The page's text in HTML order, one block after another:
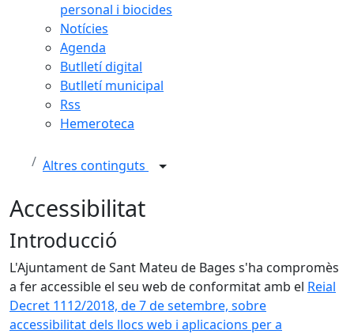
personal i biocides
Notícies
Agenda
Butlletí digital
Butlletí municipal
Rss
Hemeroteca
Altres continguts
Accessibilitat
Introducció
L'Ajuntament de Sant Mateu de Bages s'ha compromès
a fer accessible el seu web de conformitat amb el Reial
Decret 1112/2018, de 7 de setembre, sobre
accessibilitat dels llocs web i aplicacions per a